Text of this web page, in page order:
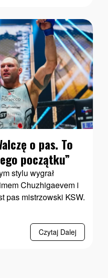
o pas. To
początku”
stylu wygrał
Chuzhigaevem i
pas mistrzowski KSW.
Czytaj Dalej